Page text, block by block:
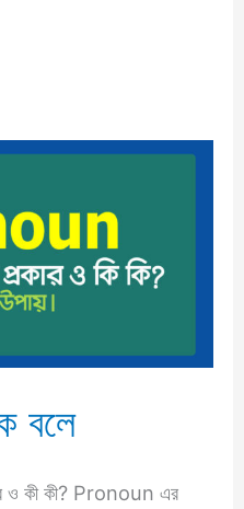
বলে
ও কী কী? Pronoun এর